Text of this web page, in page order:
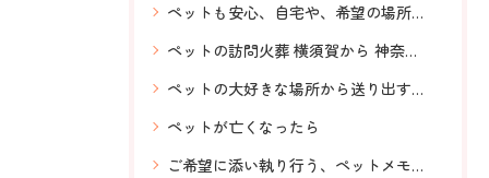
ペットも安心、自宅や、希望の場所でお見送り
ペットの訪問火葬 横須賀から 神奈川県全域、ペット葬儀
ペットの大好きな場所から送り出す、想いを伝える、ペットメモリアル神奈川、選んで産まれてきた家族
ペットが亡くなったら
ご希望に添い執り行う、ペットメモリアル神奈川の訪問ペット火葬